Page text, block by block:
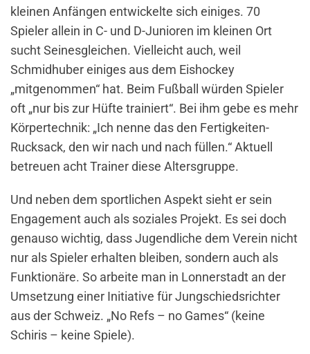
kleinen Anfängen entwickelte sich einiges. 70
Spieler allein in C- und D-Junioren im kleinen Ort
sucht Seinesgleichen. Vielleicht auch, weil
Schmidhuber einiges aus dem Eishockey
„mitgenommen“ hat. Beim Fußball würden Spieler
oft „nur bis zur Hüfte trainiert“. Bei ihm gebe es mehr
Körpertechnik: „Ich nenne das den Fertigkeiten-
Rucksack, den wir nach und nach füllen.“ Aktuell
betreuen acht Trainer diese Altersgruppe.
Und neben dem sportlichen Aspekt sieht er sein
Engagement auch als soziales Projekt. Es sei doch
genauso wichtig, dass Jugendliche dem Verein nicht
nur als Spieler erhalten bleiben, sondern auch als
Funktionäre. So arbeite man in Lonnerstadt an der
Umsetzung einer Initiative für Jungschiedsrichter
aus der Schweiz. „No Refs – no Games“ (keine
Schiris – keine Spiele).